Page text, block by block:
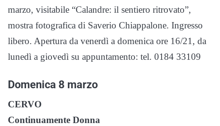
marzo, visitabile “Calandre: il sentiero ritrovato”,
mostra fotografica di Saverio Chiappalone. Ingresso
libero. Apertura da venerdì a domenica ore 16/21, da
lunedì a giovedì su appuntamento: tel. 0184 33109
Domenica 8 marzo
CERVO
Continuamente Donna